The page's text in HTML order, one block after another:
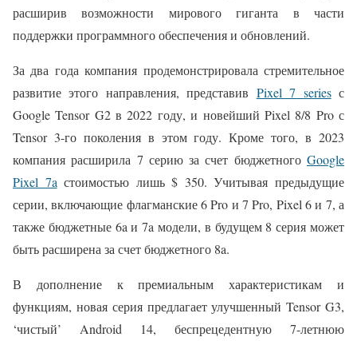
расширив возможности мирового гиганта в части
поддержки программного обеспечения и обновлений.
За два года компания продемонстрировала стремительное
развитие этого направления, представив Pixel 7 seriesс
Google Tensor G2 в 2022 году, и новейший Pixel 8/8 Pro с
Tensor 3-го поколения в этом году. Кроме того, в 2023
компания расширила 7 серию за счет бюджетного Google
Pixel 7a стоимостью лишь $ 350. Учитывая предыдущие
серии, включающие флагманские 6 Pro и 7 Pro, Pixel 6 и 7, а
также бюджетные 6a и 7a модели, в будущем 8 серия может
быть расширена за счет бюджетного 8a.
В дополнение к премиальным характеристикам и
функциям, новая серия предлагает улучшенный Tensor G3,
‘чистый’ Android 14, беспрецедентную 7-летнюю